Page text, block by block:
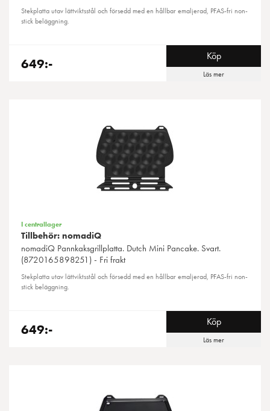
Stekplatta utav lättviktsstål och försedd med en hållbar emaljerad, PFAS-fri non-
stick beläggning.
649:- Köp
Läs mer
I centrallager
Tillbehör: nomadiQ
nomadiQ Pannkaksgrillplatta. Dutch Mini Pancake. Svart.
(8720165898251) - Fri frakt
Stekplatta utav lättviktsstål och försedd med en hållbar emaljerad, PFAS-fri non-
stick beläggning.
649:- Köp
Läs mer